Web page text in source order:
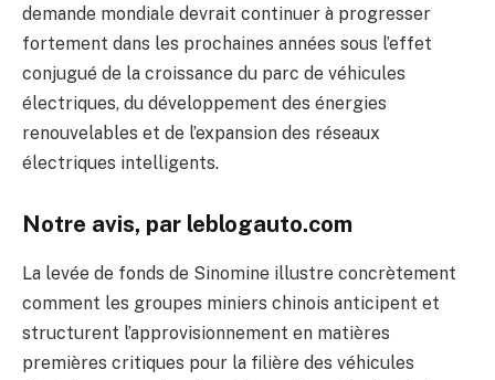
demande mondiale devrait continuer à progresser
fortement dans les prochaines années sous l’effet
conjugué de la croissance du parc de véhicules
électriques, du développement des énergies
renouvelables et de l’expansion des réseaux
électriques intelligents.
Notre avis, par leblogauto.com
La levée de fonds de Sinomine illustre concrètement
comment les groupes miniers chinois anticipent et
structurent l’approvisionnement en matières
premières critiques pour la filière des véhicules